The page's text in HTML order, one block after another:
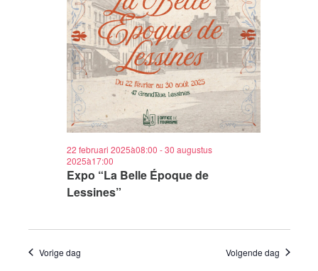
Expo “La Belle Époque de
Lessines”
22 februari 2025à08:00 -30 augustus
2025à17:00
Vorige dag Volgende dag